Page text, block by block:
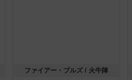
ファイアー・ブルズ / 火牛陣